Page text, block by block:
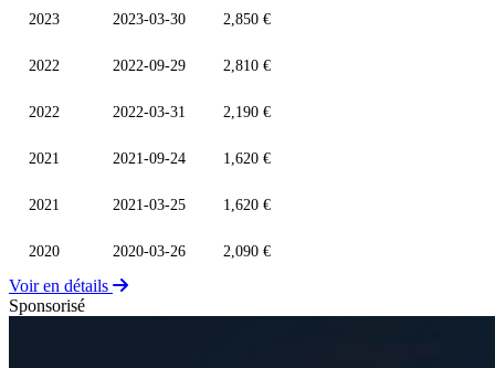
2023 2023-03-30 2,850 €
2022 2022-09-29 2,810 €
2022 2022-03-31 2,190 €
2021 2021-09-24 1,620 €
2021 2021-03-25 1,620 €
2020 2020-03-26 2,090 €
Voir en détails
Sponsorisé